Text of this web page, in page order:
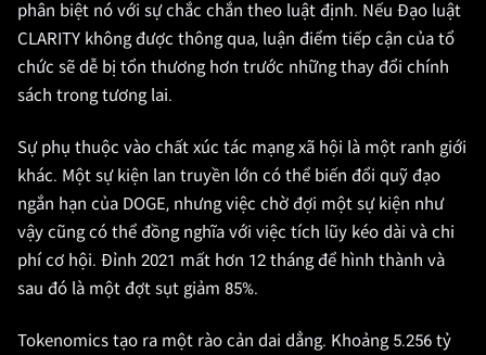
phân biệt nó với sự chắc chắn theo luật định. Nếu Đạo luật
CLARITY không được thông qua, luận điểm tiếp cận của tổ
chức sẽ dễ bị tổn thương hơn trước những thay đổi chính
sách trong tương lai.
Sự phụ thuộc vào chất xúc tác mạng xã hội là một ranh giới
khác. Một sự kiện lan truyền lớn có thể biến đổi quỹ đạo
ngắn hạn của DOGE, nhưng việc chờ đợi một sự kiện như
vậy cũng có thể đồng nghĩa với việc tích lũy kéo dài và chi
phí cơ hội. Đỉnh 2021 mất hơn 12 tháng để hình thành và
sau đó là một đợt sụt giảm 85%.
Tokenomics tạo ra một rào cản dai dẳng. Khoảng 5.256 tỷ